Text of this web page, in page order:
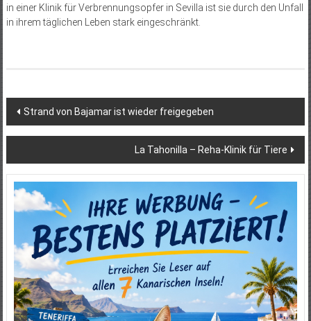
in einer Klinik für Verbrennungsopfer in Sevilla ist sie durch den Unfall
in ihrem täglichen Leben stark eingeschränkt.
Beitragsnavigation
Strand von Bajamar ist wieder freigegeben
La Tahonilla – Reha-Klinik für Tiere